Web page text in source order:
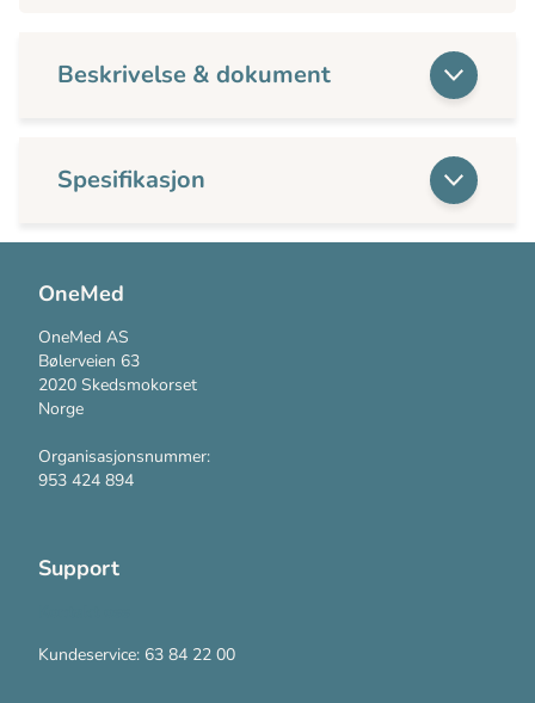
Beskrivelse & dokument
Spesifikasjon
OneMed
OneMed AS
Bølerveien 63
2020 Skedsmokorset
Norge
Organisasjonsnummer:
953 424 894
Support
Kundeservice: 63 84 22 00